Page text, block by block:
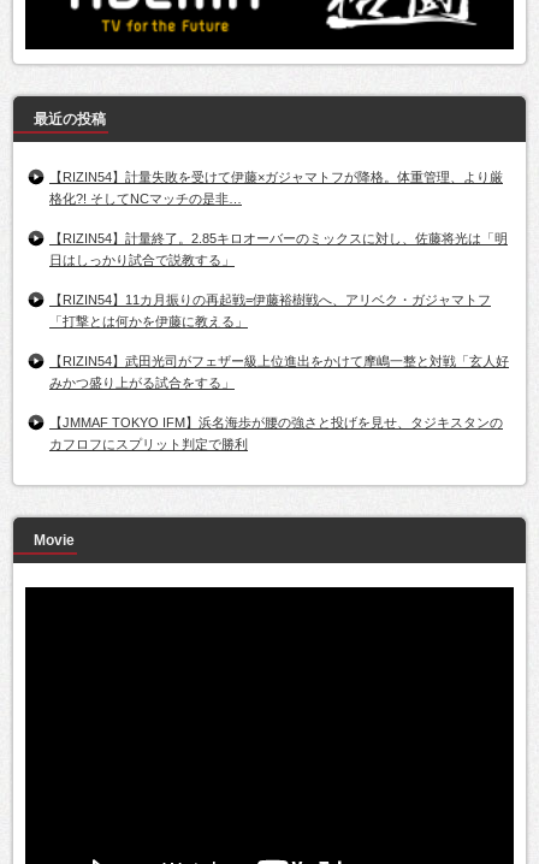
最近の投稿
【RIZIN54】計量失敗を受けて伊藤×ガジャマトフが降格。体重管理、より厳
格化?! そしてNCマッチの是非…
【RIZIN54】計量終了。2.85キロオーバーのミックスに対し、佐藤将光は「明
日はしっかり試合で説教する」
【RIZIN54】11カ月振りの再起戦=伊藤裕樹戦へ、アリベク・ガジャマトフ
「打撃とは何かを伊藤に教える」
【RIZIN54】武田光司がフェザー級上位進出をかけて摩嶋一整と対戦「玄人好
みかつ盛り上がる試合をする」
【JMMAF TOKYO IFM】浜名海歩が腰の強さと投げを見せ、タジキスタンの
カフロフにスプリット判定で勝利
Movie